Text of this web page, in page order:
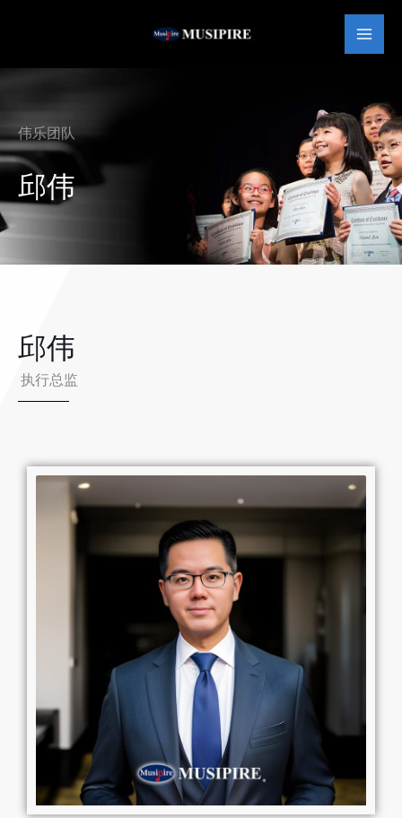
伟乐团队
邱伟
邱伟
执行总监